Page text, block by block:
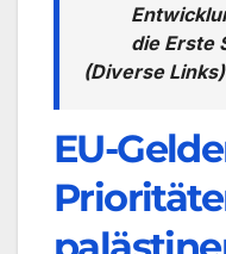
die Erste
(Diverse Links)
EU-